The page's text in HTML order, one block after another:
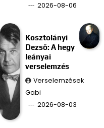
2026-08-06
Kosztolányi
Dezső: A hegy
leányai
verselemzés
Verselemzések
Gabi
2026-08-03